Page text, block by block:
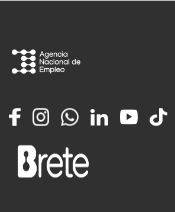
FacebookInstagramWhatsappLinkedInYouTube
TikTok